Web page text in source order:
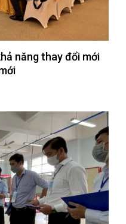
năng thay đổi mới